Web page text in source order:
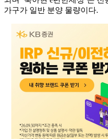
가구가 일반 분양 물량이다.